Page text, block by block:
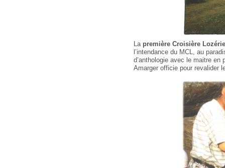
La première Croisière
l’intendance du MCL, au
d’anthologie avec le maitre
Amarger officie pour revalider